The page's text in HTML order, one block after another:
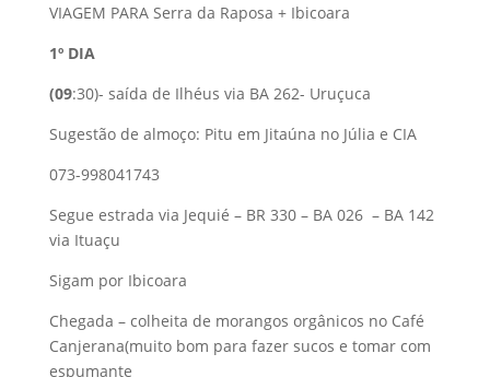
VIAGEM PARA Serra da Raposa + Ibicoara
1º DIA
(09:30)- saída de Ilhéus via BA 262- Uruçuca
Sugestão de almoço: Pitu em Jitaúna no Júlia e CIA
073-998041743
Segue estrada via Jequié – BR 330 – BA 026 – BA 142
via Ituaçu
Sigam por Ibicoara
Chegada – colheita de morangos orgânicos no Café
Canjerana(muito bom para fazer sucos e tomar com
espumante